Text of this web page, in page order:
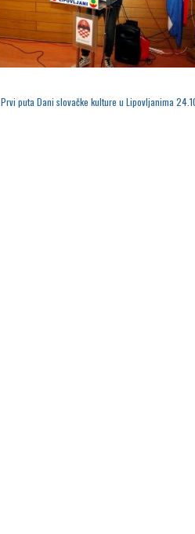
Prvi puta Dani slovačke kulture u Lipovljanima